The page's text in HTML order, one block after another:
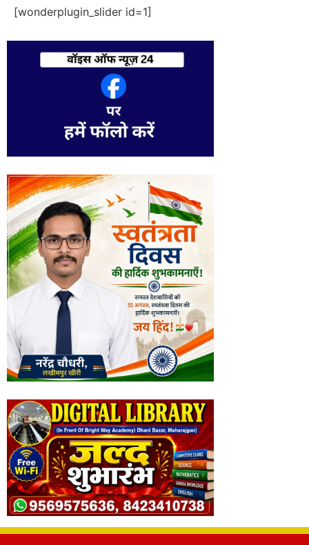
[wonderplugin_slider id=1]